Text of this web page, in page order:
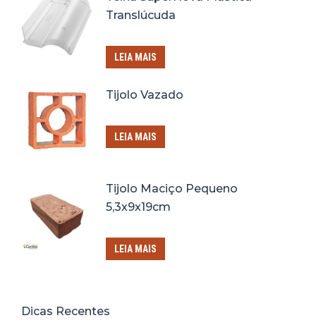
Translúcuda
LEIA MAIS
Tijolo Vazado
LEIA MAIS
Tijolo Maciço Pequeno
5,3x9x19cm
LEIA MAIS
Dicas Recentes